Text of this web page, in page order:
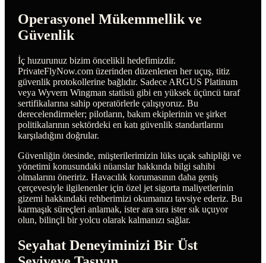
Operasyonel Mükemmellik ve
Güvenlik
İç huzurunuz bizim öncelikli hedefimizdir.
PrivateFlyNow.com üzerinden düzenlenen her uçuş, titiz
güvenlik protokollerine bağlıdır. Sadece ARGUS Platinum
veya Wyvern Wingman statüsü gibi en yüksek üçüncü taraf
sertifikalarına sahip operatörlerle çalışıyoruz. Bu
derecelendirmeler; pilotların, bakım ekiplerinin ve şirket
politikalarının sektördeki en katı güvenlik standartlarını
karşıladığını doğrular.
Güvenliğin ötesinde, müşterilerimizin lüks uçak sahipliği ve
yönetimi konusundaki nüanslar hakkında bilgi sahibi
olmalarını öneririz. Havacılık korumasının daha geniş
çerçevesiyle ilgilenenler için özel jet sigorta maliyetlerinin
gizemi hakkındaki rehberimizi okumanızı tavsiye ederiz. Bu
karmaşık süreçleri anlamak, ister ara sıra ister sık uçuyor
olun, bilinçli bir yolcu olarak kalmanızı sağlar.
Seyahat Deneyiminizi Bir Üst